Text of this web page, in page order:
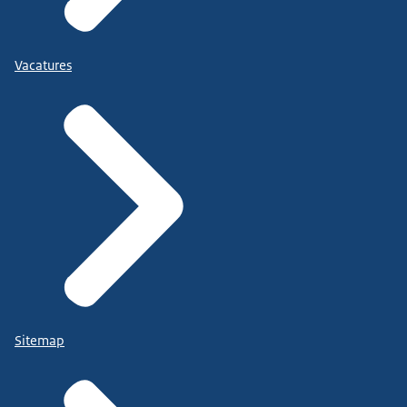
Vacatures
Sitemap